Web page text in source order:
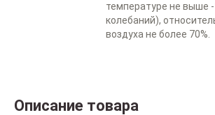
температуре не выше -
колебаний),
воздуха не более 70%.
Описание товара